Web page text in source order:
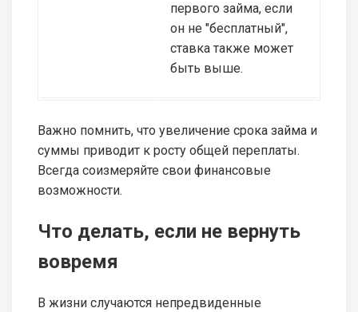
первого займа, если
он не "бесплатный",
ставка также может
быть выше.
Важно помнить, что увеличение срока займа и
суммы приводит к росту общей переплаты.
Всегда соизмеряйте свои финансовые
возможности.
Что делать, если не вернуть
вовремя
В жизни случаются непредвиденные